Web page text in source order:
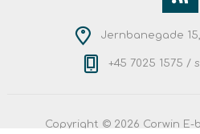
Jernbanegade
+45 7025 1575 /
Copyright © 2026 Corwin